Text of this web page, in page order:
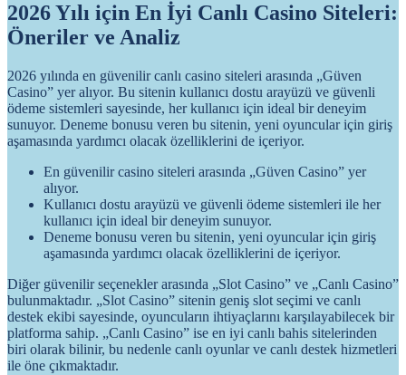
2026 Yılı için En İyi Canlı Casino Siteleri:
Öneriler ve Analiz
2026 yılında en güvenilir canlı casino siteleri arasında „Güven
Casino” yer alıyor. Bu sitenin kullanıcı dostu arayüzü ve güvenli
ödeme sistemleri sayesinde, her kullanıcı için ideal bir deneyim
sunuyor. Deneme bonusu veren bu sitenin, yeni oyuncular için giriş
aşamasında yardımcı olacak özelliklerini de içeriyor.
En güvenilir casino siteleri arasında „Güven Casino” yer
alıyor.
Kullanıcı dostu arayüzü ve güvenli ödeme sistemleri ile her
kullanıcı için ideal bir deneyim sunuyor.
Deneme bonusu veren bu sitenin, yeni oyuncular için giriş
aşamasında yardımcı olacak özelliklerini de içeriyor.
Diğer güvenilir seçenekler arasında „Slot Casino” ve „Canlı Casino”
bulunmaktadır. „Slot Casino” sitenin geniş slot seçimi ve canlı
destek ekibi sayesinde, oyuncuların ihtiyaçlarını karşılayabilecek bir
platforma sahip. „Canlı Casino” ise en iyi canlı bahis sitelerinden
biri olarak bilinir, bu nedenle canlı oyunlar ve canlı destek hizmetleri
ile öne çıkmaktadır.